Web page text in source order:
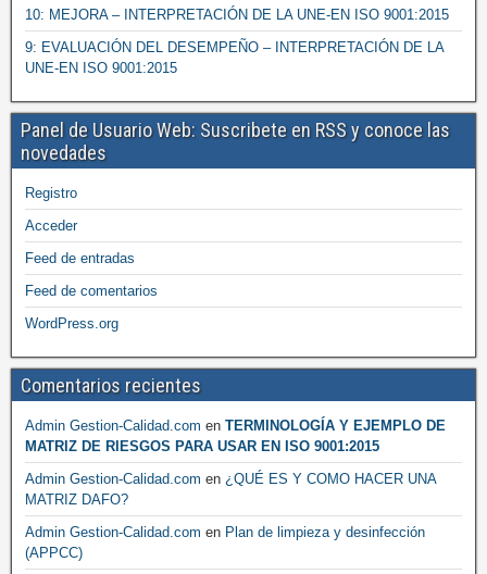
10: MEJORA – INTERPRETACIÓN DE LA UNE-EN ISO 9001:2015
9: EVALUACIÓN DEL DESEMPEÑO – INTERPRETACIÓN DE LA
UNE-EN ISO 9001:2015
Panel de Usuario Web: Suscribete en RSS y conoce las
novedades
Registro
Acceder
Feed de entradas
Feed de comentarios
WordPress.org
Comentarios recientes
Admin Gestion-Calidad.com en TERMINOLOGÍA Y EJEMPLO DE
MATRIZ DE RIESGOS PARA USAR EN ISO 9001:2015
Admin Gestion-Calidad.com en ¿QUÉ ES Y COMO HACER UNA
MATRIZ DAFO?
Admin Gestion-Calidad.com en Plan de limpieza y desinfección
(APPCC)